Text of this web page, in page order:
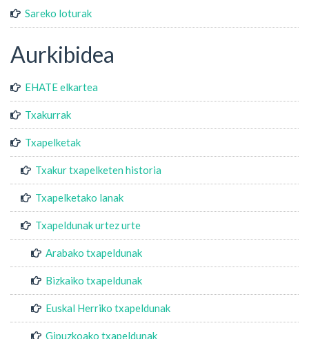
Sareko loturak
Aurkibidea
EHATE elkartea
Txakurrak
Txapelketak
Txakur txapelketen historia
Txapelketako lanak
Txapeldunak urtez urte
Arabako txapeldunak
Bizkaiko txapeldunak
Euskal Herriko txapeldunak
Gipuzkoako txapeldunak